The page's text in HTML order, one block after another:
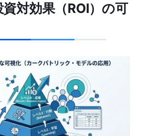
対効果（ROI）の可